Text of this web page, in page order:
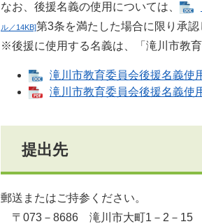
なお、後援名義の使用については、
ル／14KB]第3条を満たした場合に限り承認
※後援に使用する名義は、「滝川市教育
滝川市教育委員会後援名義使
滝川市教育委員会後援名義使
提出先
郵送またはご持参ください。
〒073－8686 滝川市大町1－2－15